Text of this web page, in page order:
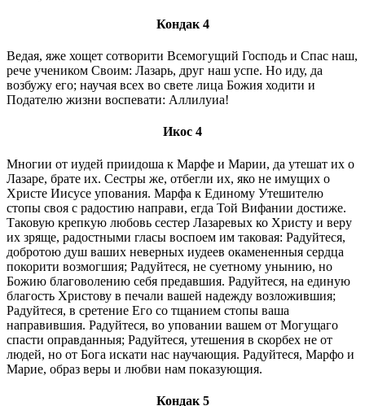
Кондак 4
Ведая, яже хощет сотворити Bсeмогущий Господь и Спас наш,
рече учеником Своим: Лазарь, друг наш успе. Но иду, да
возбужу его; научая всех во свете лица Божия ходити и
Подателю жизни воспевати: Аллилуиа!
Икос 4
Многии от иудей приидоша к Марфе и Марии, да утешат их о
Лазаре, брате их. Сестры же, отбегли их, яко не имущих о
Христе Иисусе упования. Марфа к Единому Утешителю
стопы своя с радостию направи, егда Той Вифании достиже.
Таковую крепкую любовь сестер Лазаревых ко Христу и веру
их зряще, радостными гласы воспоем им таковая: Радуйтеся,
добротою душ ваших неверных иудеев окамененныя сердца
покорити возмогшия; Радуйтеся, не суетному унынию, но
Божию благоволению себя предавшия. Радуйтеся, на единую
благость Христову в печали вашей надежду возложившия;
Радуйтеся, в сретение Его со тщанием стопы ваша
направившия. Радуйтеся, во уповании вашем от Могущаго
спасти оправданныя; Радуйтеся, утешения в скорбех не от
людей, но от Бога искати нас научающия. Радуйтеся, Марфо и
Марие, образ веры и любви нам показующия.
Кондак 5